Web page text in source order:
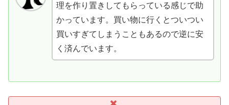
理を作り置きしてもらっている感じで助
かっています。買い物に行くとついつい
買いすぎてしまうこともあるので逆に安
く済んでいます。